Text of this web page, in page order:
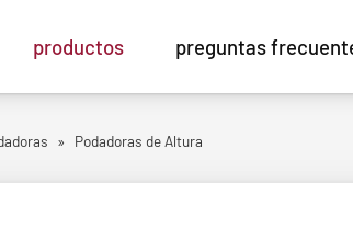
productos preguntas
» Podadoras de Altura